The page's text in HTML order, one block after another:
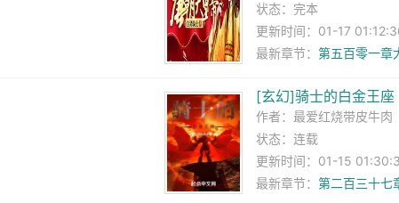
状态：完本
更新时间：01-17
最新章节： 第五百零一章
[玄幻]骑士的白金王座
作者： 最爱红烧带皮牛肉
状态：连载
更新时间：01-15
最新章节： 第二百三十七